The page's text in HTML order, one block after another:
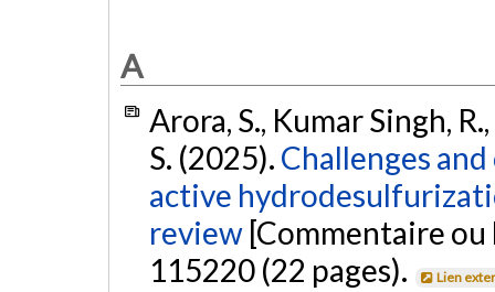
A
Arora, S., Kumar Singh,
S. (2025). Challenges
active
review[Commentaire
115220 (22 pages).
Lien